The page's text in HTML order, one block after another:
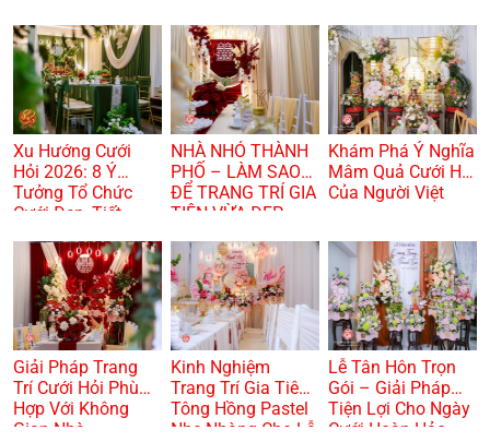
Xu Hướng Cưới
Hỏi 2026: 8 Ý
Tưởng Tổ Chức
Cưới Đẹp, Tiết
NHÀ NHỎ THÀNH
PHỐ – LÀM SAO
ĐỂ TRANG TRÍ GIA
TIÊN VỪA ĐẸP
TRỌNG? 🏠🌸
Khám Phá Ý Nghĩa
Mâm Quả Cưới Hỏi
Của Người Việt
Giải Pháp Trang
Trí Cưới Hỏi Phù
Hợp Với Không
Gian Nhà
Kinh Nghiệm
Trang Trí Gia Tiên
Tông Hồng Pastel
Nhẹ Nhàng Cho Lễ
Lễ Tân Hôn Trọn
Gói – Giải Pháp
Tiện Lợi Cho Ngày
Cưới Hoàn Hảo